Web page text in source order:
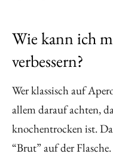
Wie kann ich
verbessern?
Wer klassisch auf
allem darauf achten,
knochentrocken ist.
“Brut” auf der